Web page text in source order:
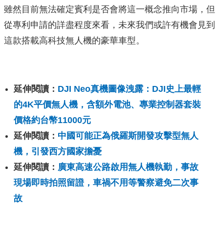
雖然目前無法確定賓利是否會將這一概念推向市場，但
從專利申請的詳盡程度來看，未來我們或許有機會見到
這款搭載高科技無人機的豪華車型。
延伸閱讀： DJI Neo真機圖像洩露：DJI史上最輕
的4K平價無人機，含額外電池、專業控制器套裝
價格約台幣11000元
延伸閱讀： 中國可能正為俄羅斯開發攻擊型無人
機，引發西方國家擔憂
延伸閱讀： 廣東高速公路啟用無人機執勤，事故
現場即時拍照留證，車禍不用等警察避免二次事
故